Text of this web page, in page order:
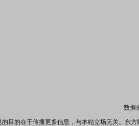
数据
的目的在于传播更多信息，与本站立场无关。东